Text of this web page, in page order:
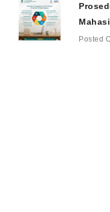
Posted